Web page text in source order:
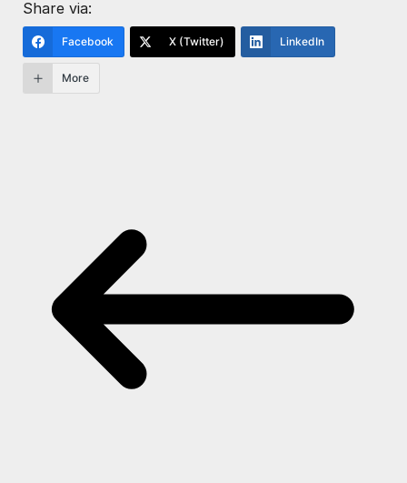
Share via:
Facebook X (Twitter) LinkedIn
More